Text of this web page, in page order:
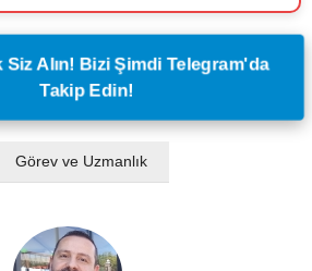
Siz Alın! Bizi Şimdi Telegram'da
Takip Edin!
Görev ve Uzmanlık